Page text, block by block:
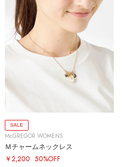
SALE
McGREGOR WOMENS
Ｍチャームネックレス
￥2,200 50%OFF